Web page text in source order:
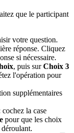
que le participant
votre question.
réponse. Cliquez
si nécessaire.
, puis surChoix 3
l'opération pour
supplémentaires
la case
pour que les choix